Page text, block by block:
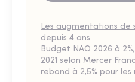
Les augmentations de
depuis 4 ans
Budget NAO 2026 à
2021 selon Mercer
rebond à 2,5% pour les